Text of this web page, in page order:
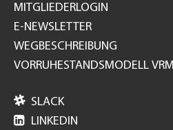
MITGLIEDERLOGIN
E-NEWSLETTER
WEGBESCHREIBUNG
VORRUHESTANDSMODELL VRM
 SLACK
 LINKEDIN